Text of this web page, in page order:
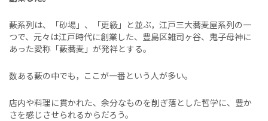
藪系列は、「砂場」、「更級」と並ぶ，江戸三大蕎麦屋系列の一
つで、元々は江戸時代に創業した、豊島区雑司ヶ谷、鬼子母神に
あった愛称「藪蕎麦」が発祥とする。
数ある藪の中でも，ここが一番という人が多い。
店内や料理に貫かれた、余分なものを削ぎ落とした哲学に、豊か
さを感じさせられるからだろう。